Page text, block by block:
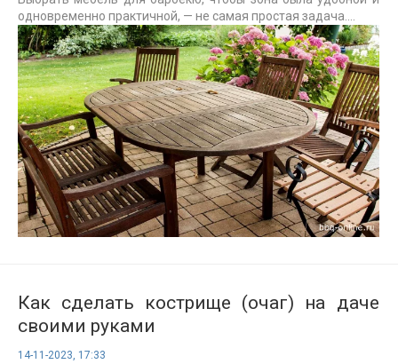
одновременно практичной, — не самая простая задача....
Как сделать кострище (очаг) на даче
своими руками
14-11-2023, 17:33